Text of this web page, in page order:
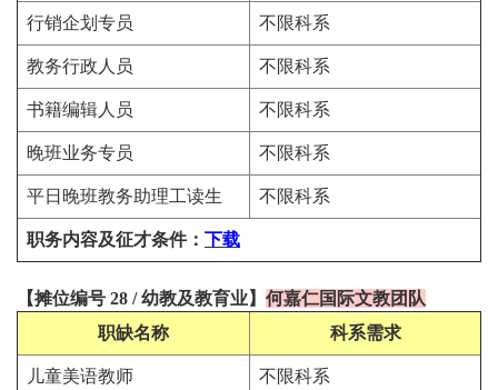
行销企划专员 不限科系
教务行政人员 不限科系
书籍编辑人员 不限科系
晚班业务专员 不限科系
平日晚班教务助理工读生 不限科系
职务内容及征才条件： 下载
【摊位编号 28 /幼教及教育业】 何嘉仁国际文教团队
职缺名称
科系需求
儿童美语教师 不限科系